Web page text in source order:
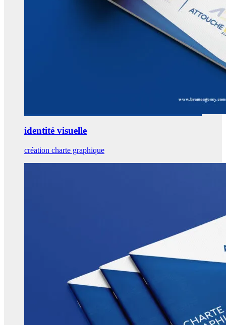
identité visuelle
création charte graphique